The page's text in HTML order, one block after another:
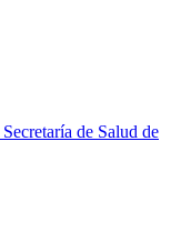
de Salud de